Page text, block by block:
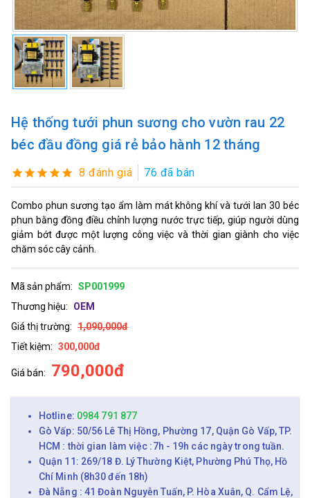
Hệ thống tưới phun sương cho vườn rau 22
béc đầu đồng giá rẻ bảo hành 12 tháng
8 đánh giá 76 đã bán
Combo phun sương tạo ẩm làm mát không khí và tưới lan 30 béc
phun bằng đồng điều chỉnh lượng nước trực tiếp, giúp người dùng
giảm bớt được một lượng công việc và thời gian giành cho việc
chăm sóc cây cảnh.
Mã sản phẩm: SP001999
Thương hiệu:
OEM
Giá thị trường: 1,090,000đ
Tiết kiệm: 300,000đ
Giá bán: 790,000đ
Hotline: 0984 791 877
Gò Vấp: 50/56 Lê Thị Hồng, Phường 17, Quận Gò Vấp, TP.
HCM : thời gian làm việc :7h - 19h các ngày trong tuần.
Quận 11: 269/18 Đ. Lý Thường Kiệt, Phường Phú Thọ, Hồ
Chí Minh (8h30 đến 18h)
Đà Nẵng : 41 Đoàn Nguyễn Tuấn, P. Hòa Xuân, Q. Cẩm Lệ,